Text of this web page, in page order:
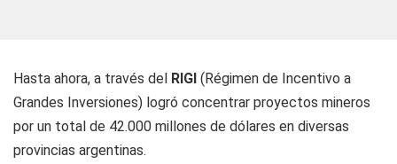
Hasta ahora, a través del RIGI (Régimen de Incentivo a
Grandes Inversiones) logró concentrar proyectos mineros
por un total de 42.000 millones de dólares en diversas
provincias argentinas.